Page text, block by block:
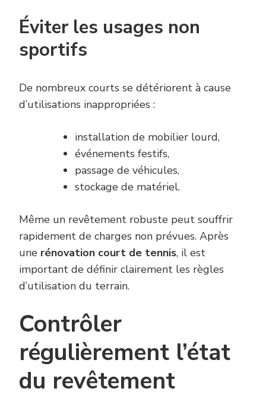
Éviter les usages non
sportifs
De nombreux courts se détériorent à cause
d’utilisations inappropriées :
installation de mobilier lourd,
événements festifs,
passage de véhicules,
stockage de matériel.
Même un revêtement robuste peut souffrir
rapidement de charges non prévues. Après
une rénovation court de tennis, il est
important de définir clairement les règles
d’utilisation du terrain.
Contrôler
régulièrement l’état
du revêtement